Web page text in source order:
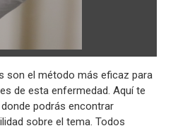
son el método más eficaz para
de esta enfermedad. Aquí te
podrás encontrar
sobre el tema. Todos